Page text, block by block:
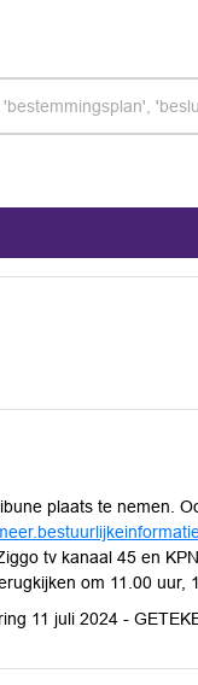
plaats te nemen.
tv kanaal 45 en
om 11.00 uur,
11 juli 2024 -